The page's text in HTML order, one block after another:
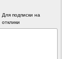
Для подписки на
отклики